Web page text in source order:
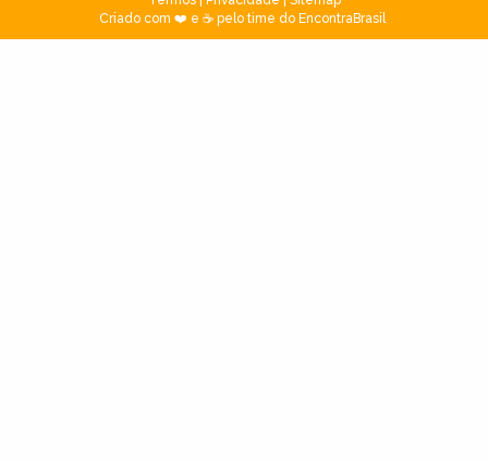
Criado com ❤️ e ☕ pelo time do EncontraBrasil